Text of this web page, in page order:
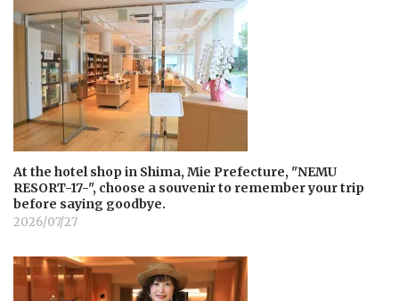
At the hotel shop in Shima, Mie Prefecture, "NEMU
RESORT-17-", choose a souvenir to remember your trip
before saying goodbye.
2026/07/27